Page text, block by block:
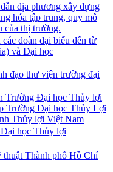
địa phương xây dựng
hóa tập trung, quy mô
của thị trường.
đoàn đại biểu đến từ
và Đại học
đạo thư viện trường đại
Trường Đại học Thủy lợi
Trường Đại học Thủy Lợi
Thủy lợi Việt Nam
học Thủy lợi
Thành phố Hồ Chí